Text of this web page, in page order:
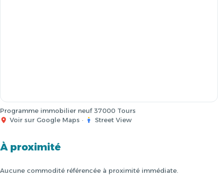
Programme immobilier neuf 37000 Tours
Voir sur Google Maps · Street View
À proximité
Aucune commodité référencée à proximité immédiate.